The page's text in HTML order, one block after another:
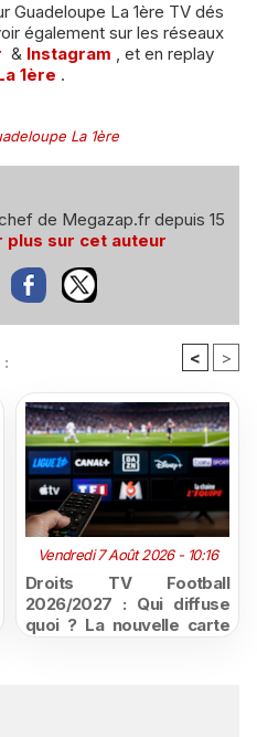
Guadeloupe La 1ère TV dés
également sur les réseaux
& Instagram , et en replay
1ère .
La 1ère
de Megazap.fr depuis 15
plus sur cet auteur
< >
Vendredi 7 Août 2026 - 10:16
Droits TV Football
2026/2027 : Qui diffuse
quoi ? La nouvelle carte